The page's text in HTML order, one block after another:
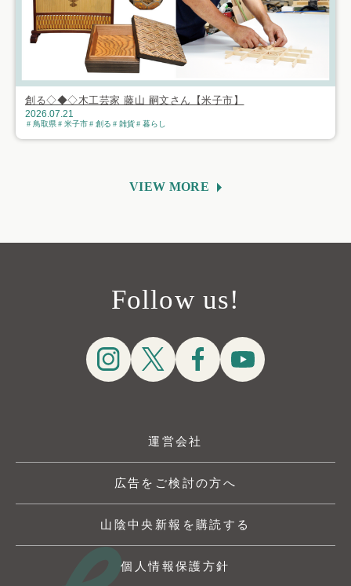
創る◇◆◇木工芸家 藤山 嗣文さん【米子市】
2026.07.21
鳥取県 米子市 創る 雑貨 暮らし
VIEW MORE
Follow us!
運営会社
広告をご検討の方へ
山陰中央新報を購読する
個人情報保護方針